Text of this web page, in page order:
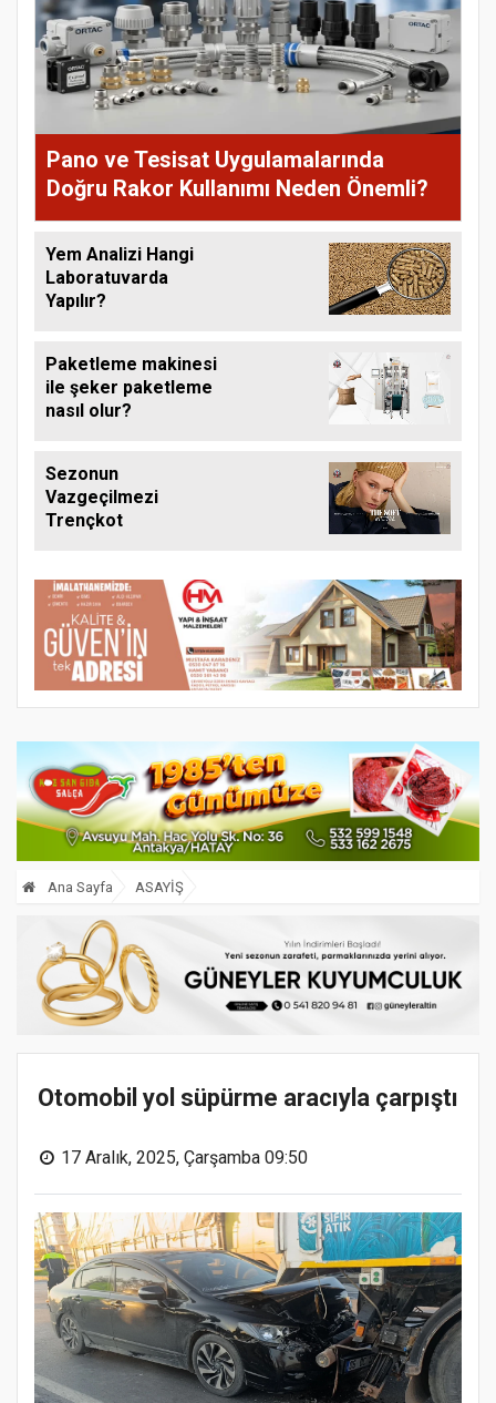
Pano ve Tesisat Uygulamalarında
Doğru Rakor Kullanımı Neden Önemli?
Yem Analizi Hangi
Laboratuvarda
Yapılır?
Paketleme makinesi
ile şeker paketleme
nasıl olur?
Sezonun
Vazgeçilmezi
Trençkot
Ana Sayfa ASAYİŞ
Otomobil yol süpürme aracıyla çarpıştı
17 Aralık, 2025, Çarşamba 09:50